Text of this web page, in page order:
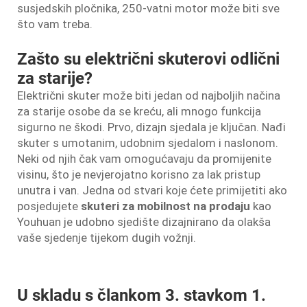
susjedskih pločnika, 250-vatni motor može biti sve
što vam treba.
Zašto su električni skuterovi odlični
za starije?
Električni skuter može biti jedan od najboljih načina
za starije osobe da se kreću, ali mnogo funkcija
sigurno ne škodi. Prvo, dizajn sjedala je ključan. Nađi
skuter s umotanim, udobnim sjedalom i naslonom.
Neki od njih čak vam omogućavaju da promijenite
visinu, što je nevjerojatno korisno za lak pristup
unutra i van. Jedna od stvari koje ćete primijetiti ako
posjedujete skuteri za mobilnost na prodaju kao
Youhuan je udobno sjedište dizajnirano da olakša
vaše sjedenje tijekom dugih vožnji.
U skladu s člankom 3. stavkom 1.